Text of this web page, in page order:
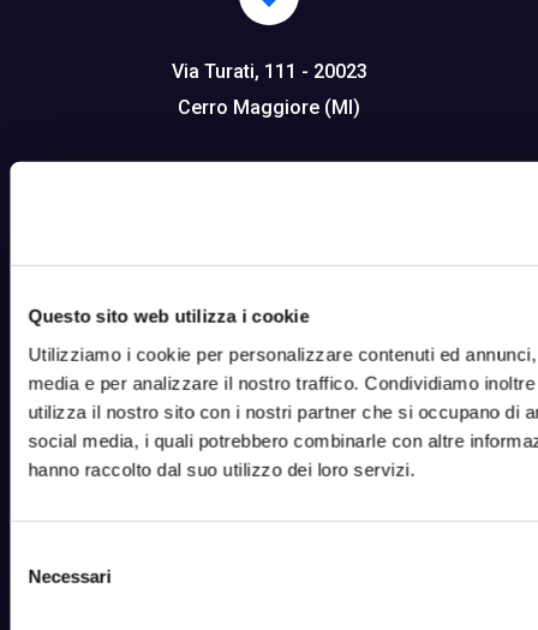
Questo sito web utilizza i cookie
Utilizziamo i cookie per personalizzare contenuti ed
media e per analizzare il nostro traffico. Condividiamo
utilizza il nostro sito con i nostri partner che si occupano di
social media, i quali potrebbero combinarle con altre
hanno raccolto dal suo utilizzo dei loro servizi.
delNecessari
Via Turati, 111 - 20023
Cerro Maggiore (MI)
info@netorange.it
+39 0331 482226